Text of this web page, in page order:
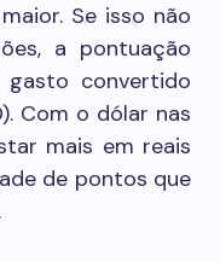
Se isso não
a pontuação
convertido
Com o dólar nas
mais em reais
de pontos que